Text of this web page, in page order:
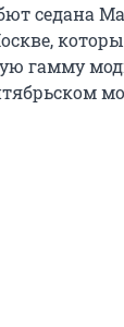
седана
гамму